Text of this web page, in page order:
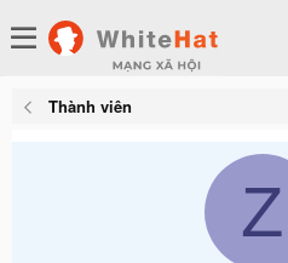
Thành viên
Z